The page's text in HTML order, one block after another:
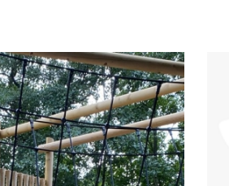
Kontakt
Impressum
Anmelden